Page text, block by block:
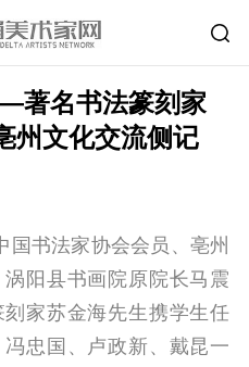
著名书法篆刻家
州文化交流侧记
书法家协会会员、亳州
阳县书画院原院长马震
家苏金海先生携学生任
冯忠国、卢政新、戴昆一